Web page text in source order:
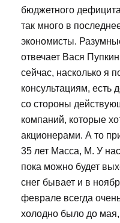
бюджетного
так много в
экономисты.
отвечает Вася
сейчас, насколько я
консультациям, есть
со стороны
компаний, которые
акционерами. А то
35 лет Масса, М. У
пока можно будет
снег бывает и в
феврале всегда
холодно было до мая,